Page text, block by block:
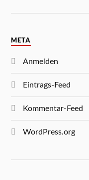
META
Anmelden
Eintrags-Feed
Kommentar-Feed
WordPress.org